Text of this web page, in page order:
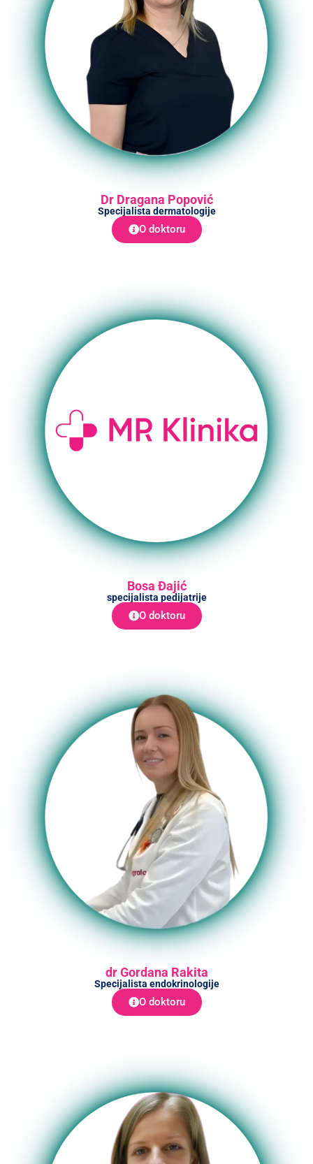
Dr Dragana Popović
Specijalista dermatologije
O doktoru
Bosa Đajić
specijalista pedijatrije
O doktoru
dr Gordana Rakita
Specijalista endokrinologije
O doktoru